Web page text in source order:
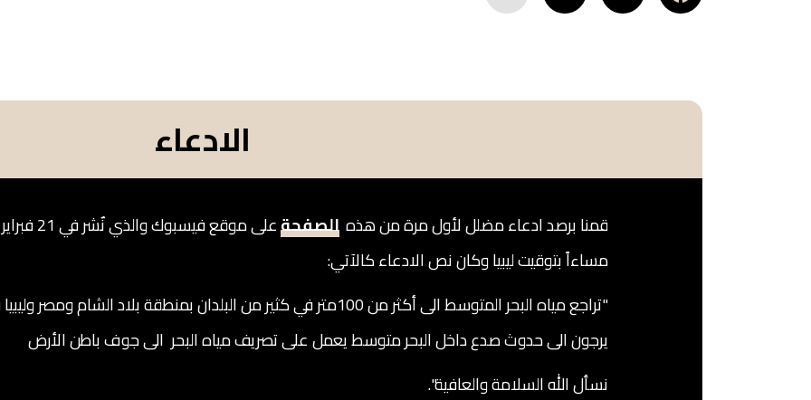
الادعاء
قمنا برصد ادعاء مضلل لأول مرة من هذه الصفحة
مساءاً بتوقيت ليبيا وكان نص الادعاء كالآتي:
"تراجع مياه البحر المتوسط الى أكثر من 100متر في كثير من البلدان بمنطقة
يرجون الى حدوث صدع داخل البحر متوسط يعمل على تصريف مياه البحر الى جوف باطن الأرض
نسأل الله السلامة والعافية".